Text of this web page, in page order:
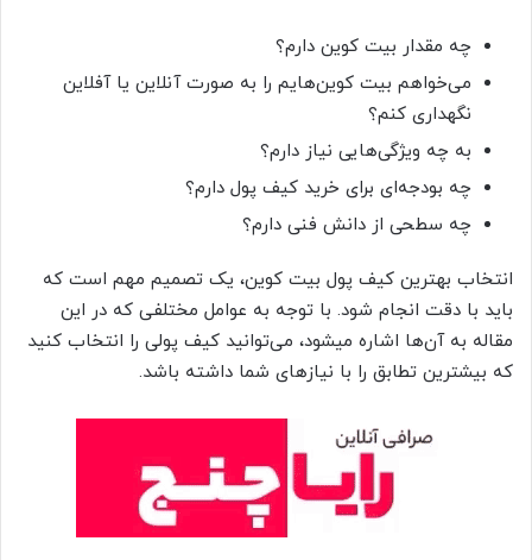
چه مقدار بیت کوین دارم؟
می‌خواهم بیت کوین‌هایم را به صورت آنلاین یا آفلاین
نگهداری کنم؟
به چه ویژگی‌هایی نیاز دارم؟
چه بودجه‌ای برای خرید کیف پول دارم؟
چه سطحی از دانش فنی دارم؟
انتخاب بهترین کیف پول بیت کوین، یک تصمیم مهم است که
باید با دقت انجام شود. با توجه به عوامل مختلفی که در این
مقاله به آن‌ها اشاره میشود، می‌توانید کیف پولی را انتخاب کنید
که بیشترین تطابق را با نیازهای شما داشته باشد.